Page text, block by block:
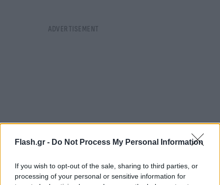
Flash.gr - Do Not Process My Personal Information
If you wish to opt-out of the sale, sharing to third parties, or
processing of your personal or sensitive information for